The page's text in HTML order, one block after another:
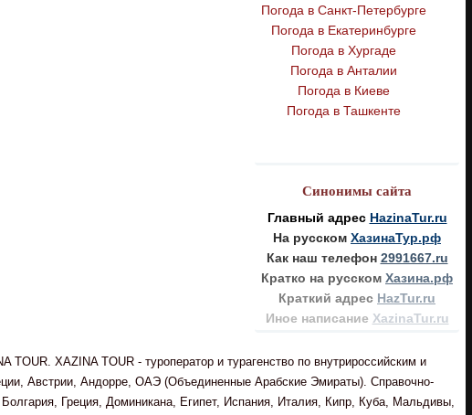
Погода в Санкт-Петербурге
Погода в Екатеринбурге
Погода в Хургаде
Погода в Анталии
Погода в Киеве
Погода в Ташкенте
Синонимы сайта
Главный адрес HazinaTur.ru
На русском ХазинаТур.рф
Как наш телефон 2991667.ru
Кратко на русском Хазина.рф
Краткий адрес HazTur.ru
Иное написание XazinaTur.ru
XAZINA TOUR - туроператор и турагенство по внутрироссийским и
Австрии, Андорре, ОАЭ (Объединенные Арабские Эмираты). Справочно-
Греция, Доминикана, Египет, Испания, Италия, Кипр, Куба, Мальдивы,